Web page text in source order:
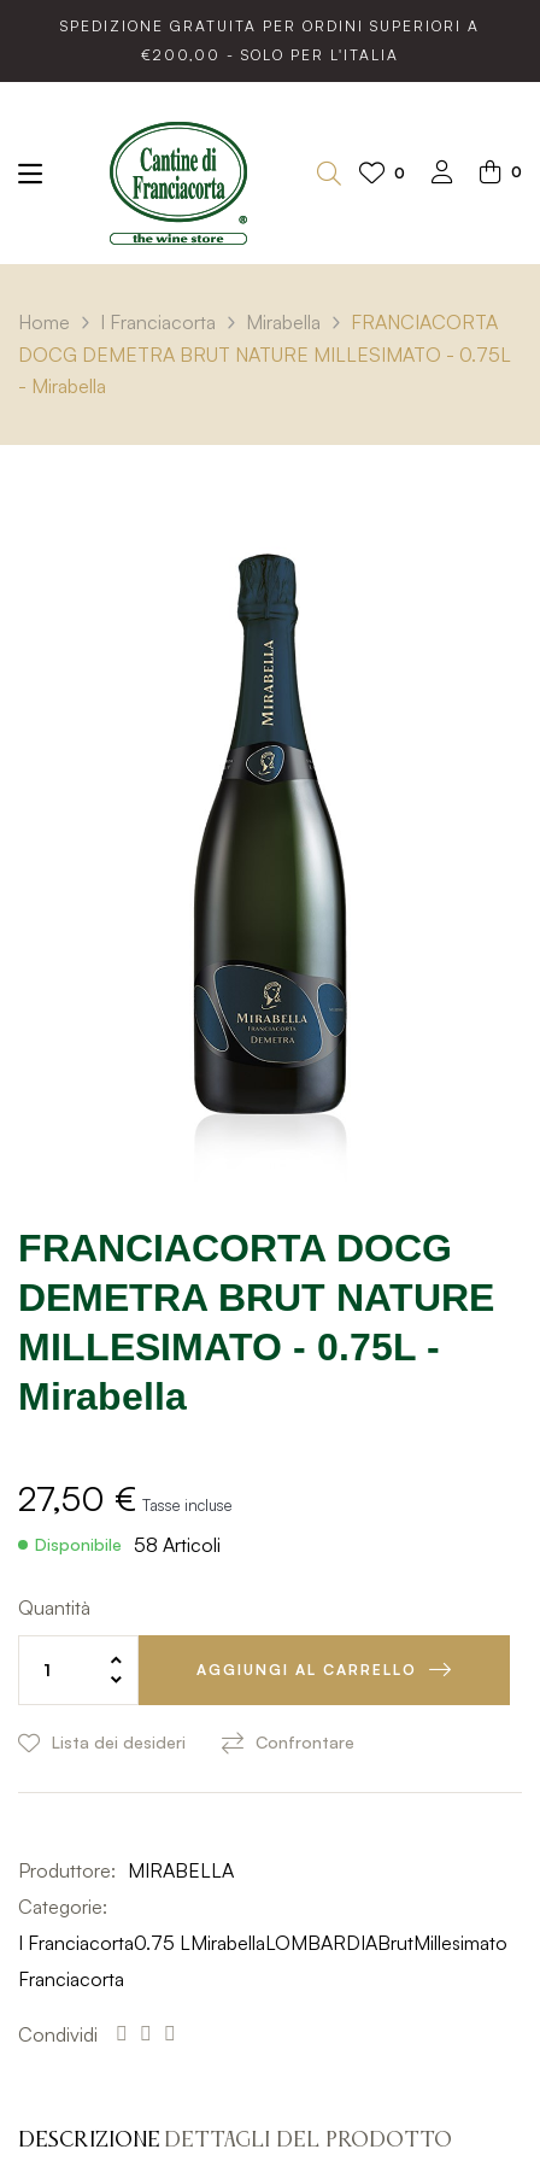
SPEDIZIONE GRATUITA PER ORDINI SUPERIORI A
€200,00 - SOLO PER L'ITALIA
0 0
Home I Franciacorta Mirabella
FRANCIACORTA
DOCG DEMETRA BRUT NATURE MILLESIMATO - 0.75L
- Mirabella
FRANCIACORTA DOCG
DEMETRA BRUT NATURE
MILLESIMATO - 0.75L -
Mirabella
27,50 € Tasse incluse
Disponibile 58 Articoli
Quantità
AGGIUNGI AL CARRELLO
Lista dei desideri Confrontare
Produttore: MIRABELLA
Categorie:
I Franciacorta0.75 L MirabellaLOMBARDIABrutMillesimato
Franciacorta
Condividi
DESCRIZIONE DETTAGLI DEL PRODOTTO